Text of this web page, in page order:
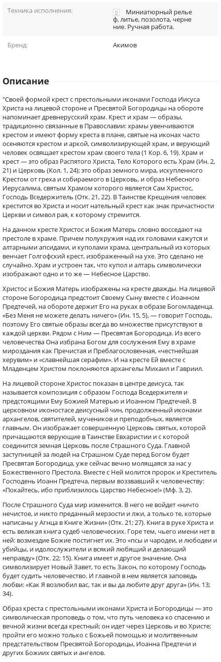
Техника исполнения:
Миниатюрный релье
ф, литье, позолота, черне
ние. Ручная работа.
Бренд: Акимов
Описание
"Своей формой крест с престольными иконами Господа Иисуса
Христа на лицевой стороне и Пресвятой Богородицы на обороте
напоминает древнерусский храм. Крест и храм — образы,
традиционно связанные в Православии: храмы увенчиваются
крестом и имеют форму креста в плане, святые на иконах часто
осеняются крестом и аркой, символизирующей храм, и верующий
человек освящает крестом храм своего тела (1 Кор. 6, 19). Храм и
крест — это образ Распятого Христа, Тело Которого есть Храм (Ин. 2,
21) и Церковь (Кол. 1, 24); это образ земного мира, искупленного
Крестом от греха и собираемого в Церковь, и образ Небесного
Иерусалима, святым Храмом которого является Сам Христос,
Господь Вседержитель (Отк. 21, 22). В Таинстве Крещения человек
крестится во Христа и носит нательный крест как знак причастности
Церкви и символ рая, к которому стремится.
На данном кресте Христос и Божия Матерь словно восседают на
престоле в храме. Причем полукружия над их головами кажутся и
алтарными апсидами, и куполами храма, центральный из которых
венчает Голгофский крест, изображенный на ухе. Это сделано не
случайно. Храм и устроен так, что купол и алтарь символически
изображают одно и то же — Небесное Царство.
Христос и Божия Матерь изображены на кресте дважды. На лицевой
стороне Богородица предстоит Своему Сыну вместе с Иоанном
Предтечей, на обороте держит Его на руках в образе Бого­младенца.
«Без Меня не можете делать ничего» (Ин. 15, 5), — говорит Господь,
поэтому Его святые образы всегда во множестве присутствуют в
каждой церкви. Рядом с Ним — Пресвятая Богородица. Из всего
человечества Она избрана Богом для сослужения Ему в храме
мироздания как Пречистая и Преблагословенная, «честнейшая
херувим» и «славнейшая серафим». И на кресте Ей вместе с
Младенцем Христом поклоняются архангелы Михаил и Гавриил.
На лицевой стороне Христос показан в центре деисуса, так
называется композиция с образом Господа Вседержителя и
предстоящими Ему Божией Матерью и Иоанном Предтечей. В
церковном иконостасе деисусный чин, продолженный иконами
архангелов, святителей, мучеников и преподобных, является
главным. Он изображает совершенную Церковь святых, которой
причащаются верующие в Таинстве Евхаристии и с которой
соединится земная Церковь после Страшного Суда. Главной
заступницей за людей на Страшном Суде перед Богом будет
Пресвятая Богородица, уже сейчас вечно молящаяся за нас у
Божественного Престола. Вместе с Ней молится пророк и Креститель
Господень Иоанн Предтеча, первым воззвавший к человечеству:
«Покайтесь, ибо приблизилось Царство Небесное!» (Мф. 3, 2).
После Страшного Суда мир изменится. В него не войдет «ничто
нечистое, и никто преданный мерзости и лжи, а только те, которые
написаны у Агнца в Книге Жизни» (Отк. 21; 27). Книга в руке Христа и
есть великая книга судеб человеческих. Горе тем, чьего имени нет в
ней: возмездие Божие постигнет их. Это «псы и чародеи, и любодеи и
убийцы, и идолослужители и всякий любящий и делающий
неправду» (Отк. 22; 15). Книга имеет и другое значение. Она
символизирует Новый Завет, то есть Закон, по которому Господь
будет судить человечество. И главной в нем является заповедь
любви: «Как Я возлюбил вас, так и вы да любите друг друга» (Ин. 13;
34).
Образ креста с престольными иконами Христа и Богородицы — это
символическая проповедь о том, что путь человека ко спасению и
вечной жизни всегда крестный; он идет через Церковь и во Христе;
пройти его можно только с Божьей помощью и молитвенным
предстательством Пресвятой Богородицы, Иоанна Предтечи и
других Божиих святых и ангелов.